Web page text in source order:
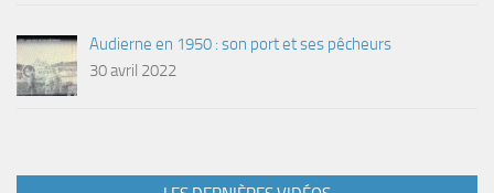
Audierne en 1950 : son port et ses pêcheurs
30 avril 2022